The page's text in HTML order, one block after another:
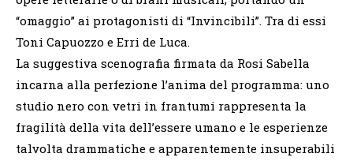
“omaggio” ai protagonisti di “Invincibili”. Tra di essi
Toni Capuozzo e Erri de Luca.
La suggestiva scenografia firmata da Rosi Sabella
incarna alla perfezione l’anima del programma: uno
studio nero con vetri in frantumi rappresenta la
fragilità della vita dell’essere umano e le esperienze
talvolta drammatiche e apparentemente insuperabili